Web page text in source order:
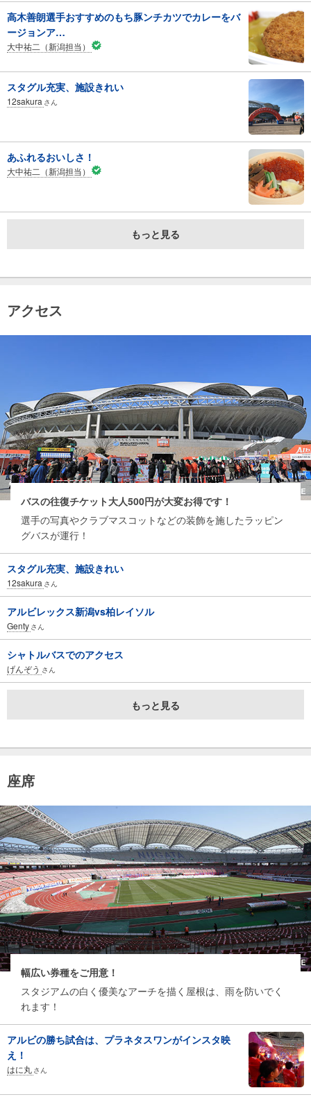
高木善朗選手おすすめのもち豚ンチカツでカレーをバ
ージョンア…
大中祐二（新潟担当）
スタグル充実、施設きれい
12sakura さん
あふれるおいしさ！
大中祐二（新潟担当）
もっと見る
アクセス
バスの往復チケット大人500円が大変お得です！
選手の写真やクラブマスコットなどの装飾を施したラッピン
グバスが運行！
スタグル充実、施設きれい
12sakura さん
アルビレックス新潟vs柏レイソル
Genty さん
シャトルバスでのアクセス
げんぞう さん
もっと見る
座席
幅広い券種をご用意！
スタジアムの白く優美なアーチを描く屋根は、雨を防いでく
れます！
アルビの勝ち試合は、プラネタスワンがインスタ映
え！
はに丸 さん